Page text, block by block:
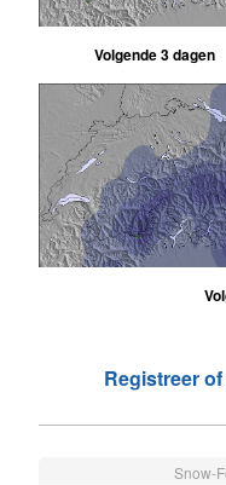
Volgende 3 dagen
Registreer
Snow-